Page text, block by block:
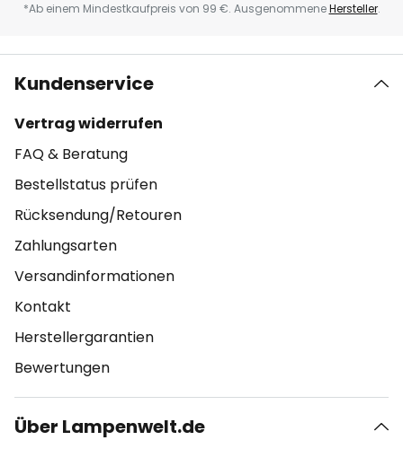
*Ab einem Mindestkaufpreis von 99 €. AusgenommeneHersteller.
Kundenservice
Vertrag widerrufen
FAQ & Beratung
Bestellstatus prüfen
Rücksendung/Retouren
Zahlungsarten
Versandinformationen
Kontakt
Herstellergarantien
Bewertungen
Über Lampenwelt.de